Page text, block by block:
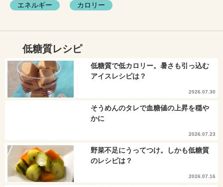
エネルギー カロリー
低糖質レシピ
低糖質で低カロリー。暑さも引っ込む
アイスレシピは？
2026.07.30
そうめんのタレで血糖値の上昇を穏や
かに
2026.07.23
野菜不足にうってつけ。しかも低糖質
のレシピは？
2026.07.16